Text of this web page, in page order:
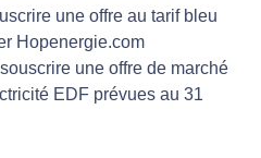
une offre au tarif bleu
Hopenergie.com
une offre de marché
EDF prévues au 31